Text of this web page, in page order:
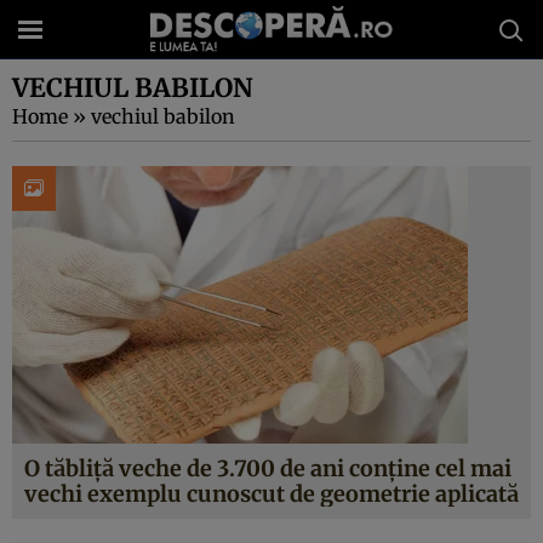
VECHIUL BABILON
Home » vechiul babilon
O tăbliță veche de 3.700 de ani conține cel mai
vechi exemplu cunoscut de geometrie aplicată